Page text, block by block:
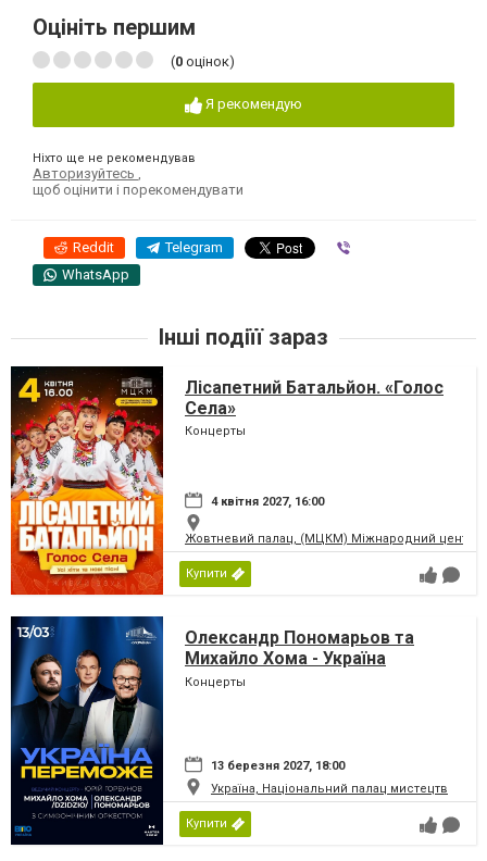
Оцініть першим
(0 оцінок)
Я рекомендую
Ніхто ще не рекомендував
Авторизуйтесь
щоб оцінити і порекомендувати
Reddit Telegram
WhatsApp
Інші подіїї зараз
Лісапетний Батальйон. «Голос
Села»
Концерты
4 квітня 2027, 16:00
Жовтневий палац, (МЦКМ) Міжнародний центр
Купити
Олександр Пономарьов та
Михайло Хома - Україна
Переможе!
Концерты
13 березня 2027, 18:00
Україна, Національний палац мистецтв
Купити